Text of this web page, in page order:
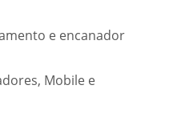
e encanador
Mobile e